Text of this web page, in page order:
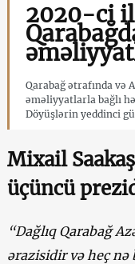
2020-ci
Qarabağ ətrafında və
əməliyyatlarla bağlı
Döyüşlərin yeddinci
Mixail
üçüncü
“Dağlıq Qarabağ
ərazisidir və heç nə